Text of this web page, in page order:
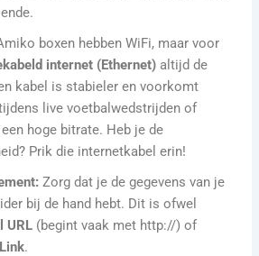
boxen hebben WiFi, maar voor
internet (Ethernet) altijd de
kabel is stabieler en voorkomt
live voetbalwedstrijden of
hoge bitrate. Heb je de
Prik die internetkabel erin!
Zorg dat je de gegevens van je
bij de hand hebt. Dit is ofwel
URL (begint vaak met http://) of
.